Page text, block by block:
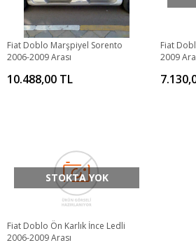
Fiat Doblo Marşpiyel Sorento
2006-2009 Arası
10.488,00 TL
Fiat
2009
STOKTA YOK
Fiat Doblo Ön Karlık İnce Ledli
2006-2009 Arası